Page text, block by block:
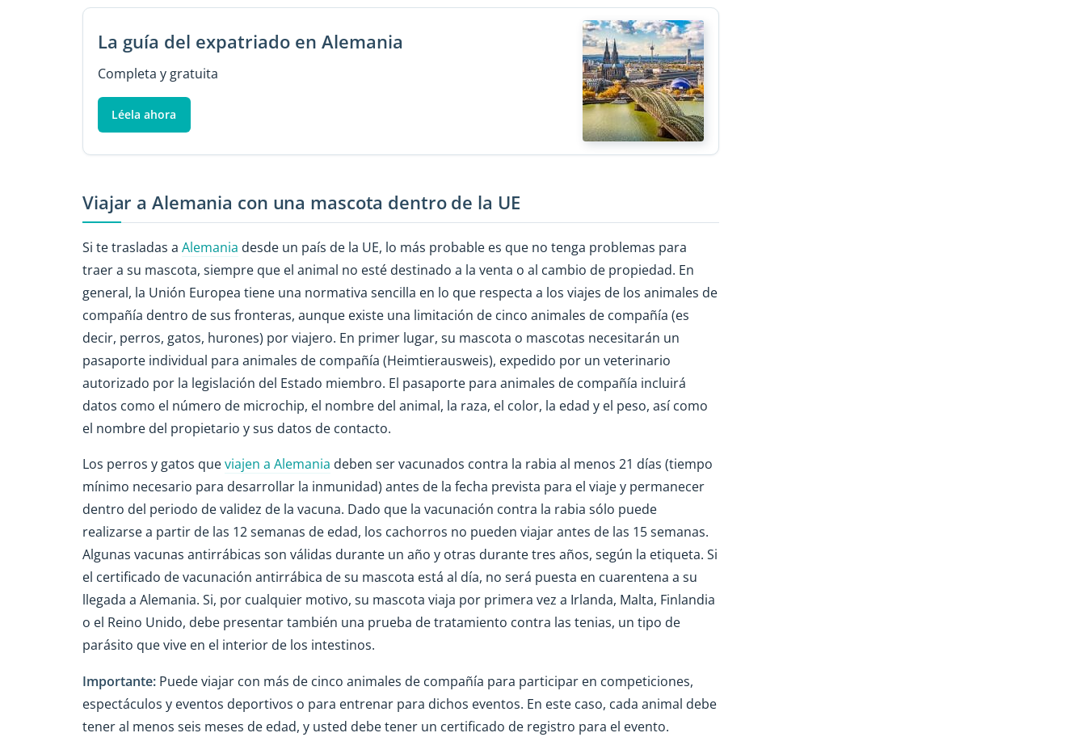
La guía del expatriado en Alemania
Completa y gratuita
Léela ahora
Viajar a Alemania con una mascota dentro de la UE
Si te trasladas a Alemania desde un país de la UE, lo más probable es que no tenga problemas para
traer a su mascota, siempre que el animal no esté destinado a la venta o al cambio de propiedad. En
general, la Unión Europea tiene una normativa sencilla en lo que respecta a los viajes de los animales de
compañía dentro de sus fronteras, aunque existe una limitación de cinco animales de compañía (es
decir, perros, gatos, hurones) por viajero. En primer lugar, su mascota o mascotas necesitarán un
pasaporte individual para animales de compañía (Heimtierausweis), expedido por un veterinario
autorizado por la legislación del Estado miembro. El pasaporte para animales de compañía incluirá
datos como el número de microchip, el nombre del animal, la raza, el color, la edad y el peso, así como
el nombre del propietario y sus datos de contacto.
Los perros y gatos queviajen a Alemania deben ser vacunados contra la rabia al menos 21 días (tiempo
mínimo necesario para desarrollar la inmunidad) antes de la fecha prevista para el viaje y permanecer
dentro del periodo de validez de la vacuna. Dado que la vacunación contra la rabia sólo puede
realizarse a partir de las 12 semanas de edad, los cachorros no pueden viajar antes de las 15 semanas.
Algunas vacunas antirrábicas son válidas durante un año y otras durante tres años, según la etiqueta. Si
el certificado de vacunación antirrábica de su mascota está al día, no será puesta en cuarentena a su
llegada a Alemania. Si, por cualquier motivo, su mascota viaja por primera vez a Irlanda, Malta, Finlandia
o el Reino Unido, debe presentar también una prueba de tratamiento contra las tenias, un tipo de
parásito que vive en el interior de los intestinos.
Importante: Puede viajar con más de cinco animales de compañía para participar en competiciones,
espectáculos y eventos deportivos o para entrenar para dichos eventos. En este caso, cada animal debe
tener al menos seis meses de edad, y usted debe tener un certificado de registro para el evento.